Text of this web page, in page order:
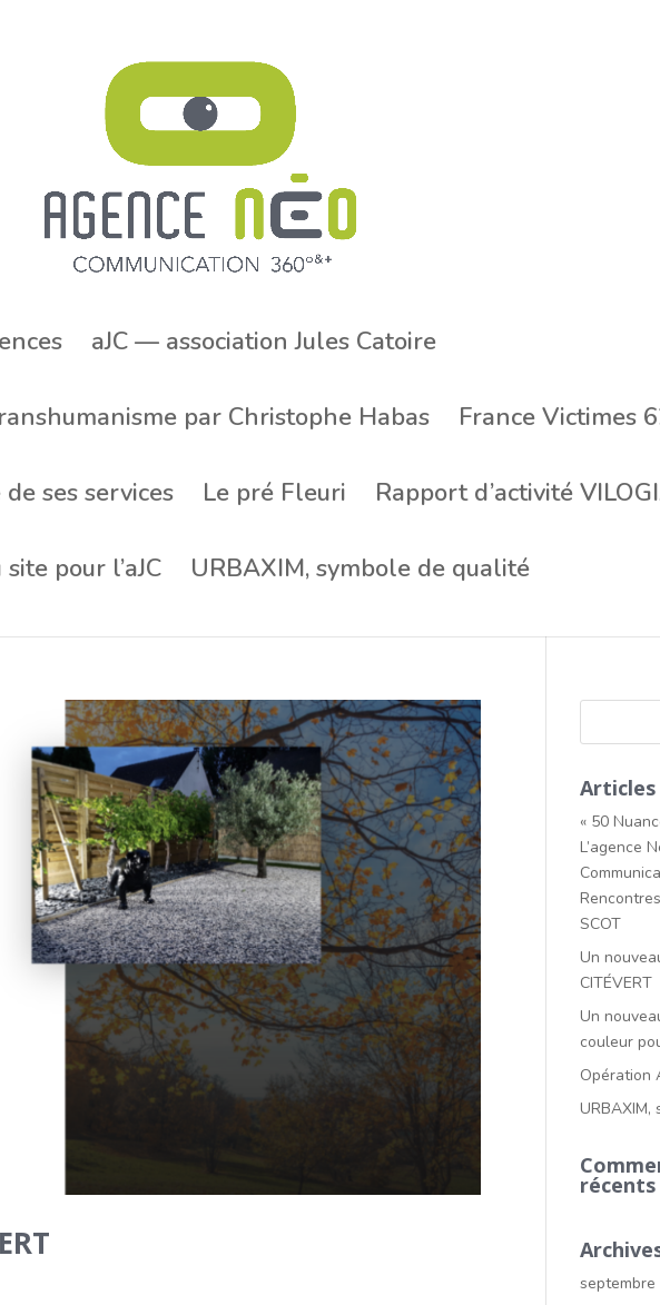
aJC — association Jules Catoire
par Christophe Habas France Victimes
ses services Le pré Fleuri Rapport d’activité
pour l’aJC URBAXIM, symbole de qualité
« 50
L’agence
SCOT
Un
CITÉVERT
Un
couleur
Opération
récents
septembre